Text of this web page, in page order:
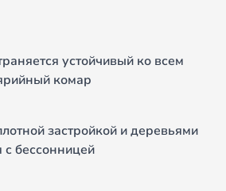
устойчивый ко всем
комар
застройкой и деревьями
с бессонницей